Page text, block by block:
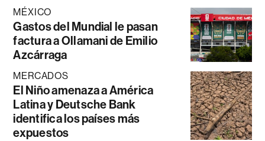
MÉXICO
Gastos del Mundial le pasan
factura a Ollamani de Emilio
Azcárraga
MERCADOS
El Niño amenaza a América
Latina y Deutsche Bank
identifica los países más
expuestos